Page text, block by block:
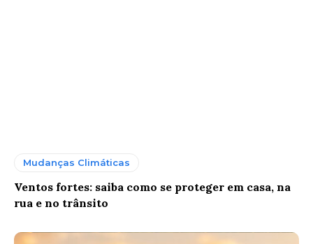
Mudanças Climáticas
Ventos fortes: saiba como se proteger em casa, na
rua e no trânsito